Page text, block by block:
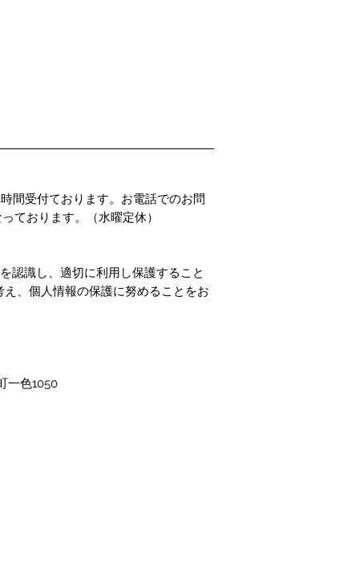
間受付ております。お電話でのお問
ております。（水曜定休）
認識し、適切に利用し保護すること
、個人情報の保護に努めることをお
一色1050